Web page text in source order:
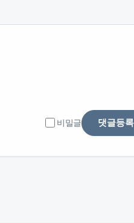
비밀글 댓글등록